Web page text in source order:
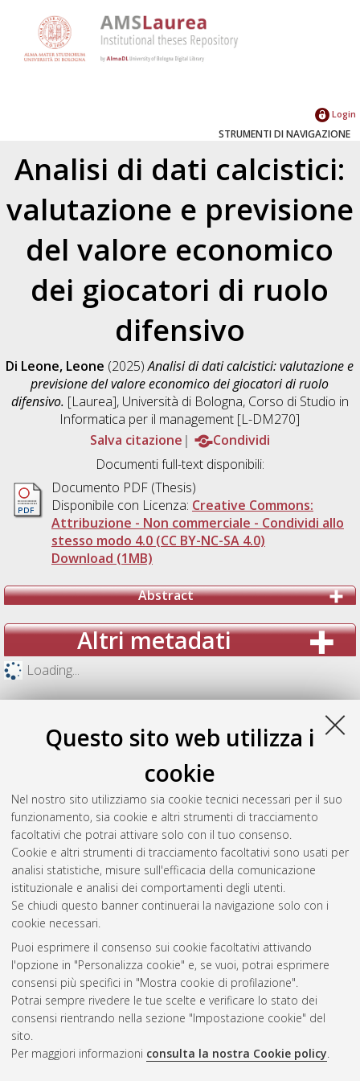
Questo sito web utilizza i
cookie
Nel nostro sito utilizziamo sia cookie tecnici necessari per il suo
funzionamento, sia cookie e altri strumenti di tracciamento
facoltativi che potrai attivare solo con il tuo consenso.
Cookie e altri strumenti di tracciamento facoltativi sono usati per
analisi statistiche, misure sull'efficacia della comunicazione
istituzionale e analisi dei comportamenti degli utenti.
Se chiudi questo banner continuerai la navigazione solo con i
cookie necessari.
Puoi esprimere il consenso sui cookie facoltativi attivando
l'opzione in "Personalizza cookie" e, se vuoi, potrai esprimere
consensi più specifici in "Mostra cookie di profilazione".
Potrai sempre rivedere le tue scelte e verificare lo stato dei
consensi rientrando nella sezione "Impostazione cookie" del
sito.
Per maggiori informazioni consulta la nostra Cookie policy.
Login
STRUMENTI DI NAVIGAZIONE
Analisi di dati calcistici:
valutazione e previsione
del valore economico
dei giocatori di ruolo
difensivo
Di Leone, Leone (2025)Analisi di dati calcistici: valutazione e
previsione del valore economico dei giocatori di ruolo
difensivo. [Laurea], Università di Bologna, Corso di Studio in
Informatica per il management [L-DM270]
Salva citazione
Condividi
Documenti full-text disponibili:
Documento PDF (Thesis)
Disponibile con Licenza: Creative Commons:
Attribuzione - Non commerciale - Condividi allo
stesso modo 4.0 (CC BY-NC-SA 4.0)
Download (1MB)
Abstract
Altri metadati
Loading...
Gestione del documento:
Atom
Rss 1.0
Rss 2.0
AMS Laurea